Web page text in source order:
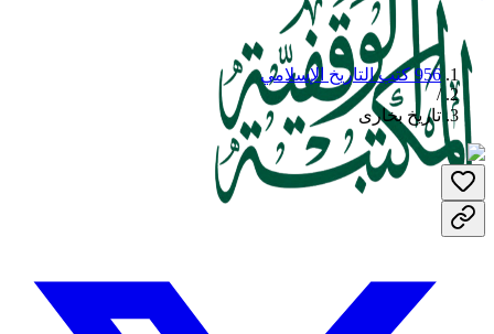
956 كتب التاريخ الإسلامي
/
تاريخ بخارى